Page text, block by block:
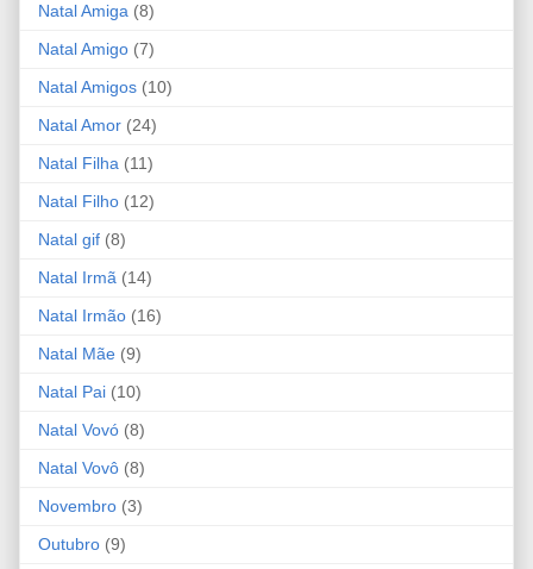
Natal Amiga (8)
Natal Amigo (7)
Natal Amigos (10)
Natal Amor (24)
Natal Filha (11)
Natal Filho (12)
Natal gif (8)
Natal Irmã (14)
Natal Irmão (16)
Natal Mãe (9)
Natal Pai (10)
Natal Vovó (8)
Natal Vovô (8)
Novembro (3)
Outubro (9)